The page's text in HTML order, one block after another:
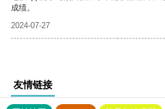
成绩。
2024-07-27
友情链接